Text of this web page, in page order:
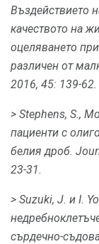
Въздействието
качеството на
оцеляването
различен от
2016, 45: 139-62.
> Stephens, S.,
пациенти с
белия дроб.
23-31.
> Suzuki, J. и I.
сърдечно-